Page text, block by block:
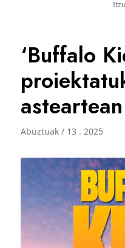
‘Buffalo
Abuztuak / 13 . 2025